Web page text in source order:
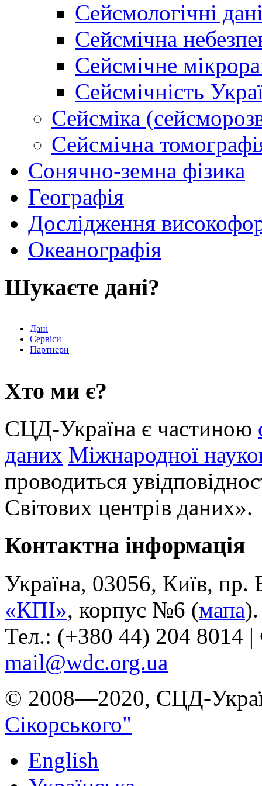
Сейсмологічні
Сейсмічна
Сейсмічне
Сейсмічність
Сейсміка
Сейсмічна
Сонячно-земна фізика
Географія
Дослідження
Океанографія
Шукаєте дані?
Дані
Сервіси
Партнери
Хто ми є?
СЦД-Україна є частиною
даних Міжнародної
проводиться
Світових центрів даних».
Контактна інформація
Україна, 03056, Київ, пр.
«КПІ», корпус №6 (мапа).
Тел.: (+380 44) 204 8014
mail@wdc.org.ua
© 2008—2020, СЦД-
Сікорського"
English